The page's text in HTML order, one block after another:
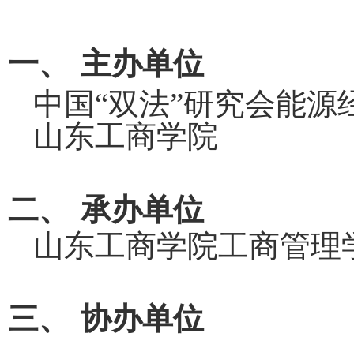
一、
主办单位
中国“双法”研究会能
山东工商学院
二、
承办单位
山东工商学院工商管理
三、
协办单位